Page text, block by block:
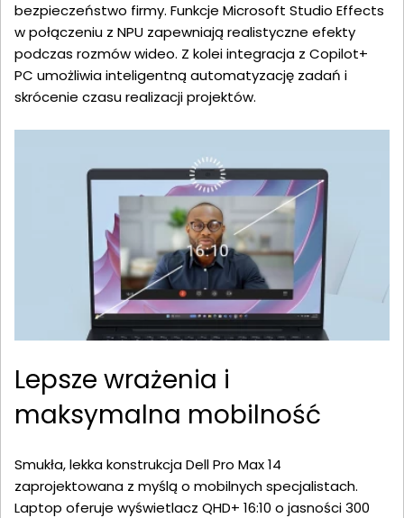
bezpieczeństwo firmy. Funkcje Microsoft Studio Effects
w połączeniu z NPU zapewniają realistyczne efekty
podczas rozmów wideo. Z kolei integracja z Copilot+
PC umożliwia inteligentną automatyzację zadań i
skrócenie czasu realizacji projektów.
Lepsze wrażenia i
maksymalna mobilność
Smukła, lekka konstrukcja Dell Pro Max 14
zaprojektowana z myślą o mobilnych specjalistach.
Laptop oferuje wyświetlacz QHD+ 16:10 o jasności 300